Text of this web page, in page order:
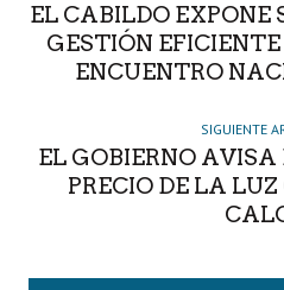
EL CABILDO EXPONE
GESTIÓN
ENCUENTRO
SIGUIENTE
EL GOBIERNO AVISA
PRECIO DE LA